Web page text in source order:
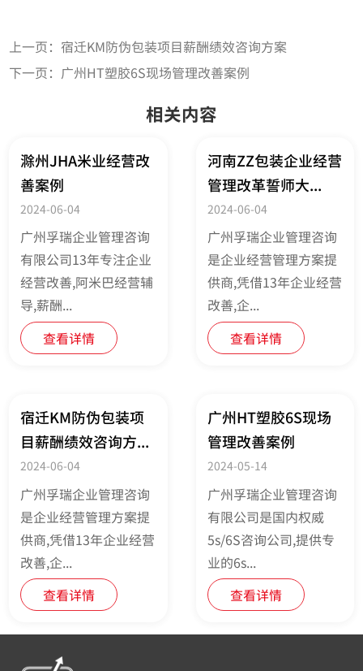
上一页： 宿迁KM防伪包装项目薪酬绩效咨询方案
下一页： 广州HT塑胶6S现场管理改善案例
相关内容
滁州JHA米业经营改
善案例
2024-06-04
广州孚瑞企业管理咨询
有限公司13年专注企业
经营改善,阿米巴经营辅
导,薪酬...
查看详情
河南ZZ包装企业经营
管理改革誓师大...
2024-06-04
广州孚瑞企业管理咨询
是企业经营管理方案提
供商,凭借13年企业经营
改善,企...
查看详情
宿迁KM防伪包装项
目薪酬绩效咨询方...
2024-06-04
广州孚瑞企业管理咨询
是企业经营管理方案提
供商,凭借13年企业经营
改善,企...
查看详情
广州HT塑胶6S现场
管理改善案例
2024-05-14
广州孚瑞企业管理咨询
有限公司是国内权威
5s/6S咨询公司,提供专
业的6s...
查看详情